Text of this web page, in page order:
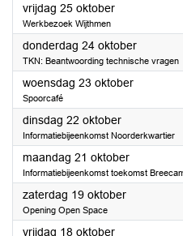
vrijdag 25 oktober2024
Werkbezoek Wijthmen
donderdag 24 oktober2024
TKN: Beantwoording technische vragen
woensdag 23 oktober2024
Spoorcafé
dinsdag 22 oktober2024
Informatiebijeenkomst Noorderkwartier
maandag 21 oktober2024
Informatiebijeenkomst toekomst
zaterdag 19 oktober2024
Opening Open Space
vrijdag 18 oktober2024